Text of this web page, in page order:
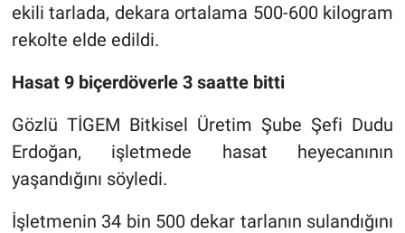
ekili tarlada, dekara ortalama 500-600 kilogram
rekolte elde edildi.
Hasat 9 biçerdöverle 3 saatte bitti
Gözlü TİGEM Bitkisel Üretim Şube Şefi Dudu
Erdoğan, işletmede hasat heyecanının
yaşandığını söyledi.
İşletmenin 34 bin 500 dekar tarlanın sulandığını